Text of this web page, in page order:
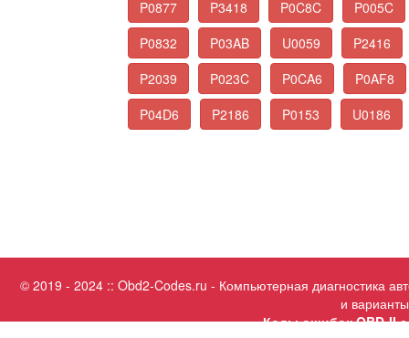
P0877
P3418 P0C8C
P005C
P0832
P03AB U0059
P2416
P2039
P023C P0CA6
P0AF8
P04D6
P2186 P0153 U0186
© 2019 - 2024 :: Obd2-Codes.ru - Компьютерная диагностика
и
Коды ошибок OBD-II